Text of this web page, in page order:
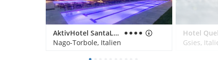
AktivHotel SantaLucia
Nago-Torbole, Italien
Gsies,